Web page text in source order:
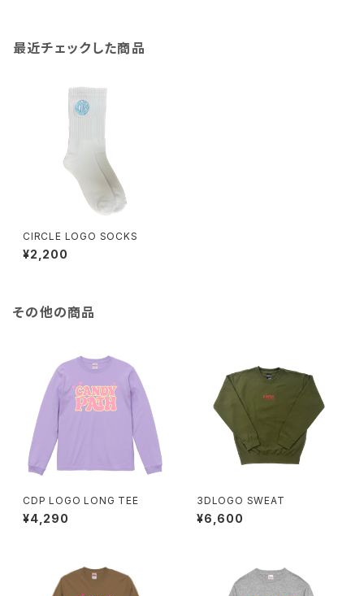
最近チェックした商品
CIRCLE LOGO SOCKS
¥2,200
その他の商品
CDP LOGO LONG TEE
¥4,290
3DLOGO SWEAT
¥6,600